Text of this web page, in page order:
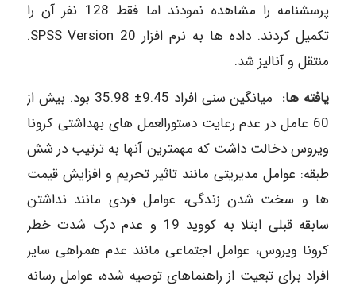
پرسشنامه را مشاهده نمودند اما فقط 128 نفر آن را
تکمیل کردند. داده ها به نرم افزار 20 SPSS Version.
منتقل و آنالیز شد.
یافته ها:
میانگین سنی افراد 9.45± 35.98 بود. بیش از
60 عامل در عدم رعایت دستورالعمل های بهداشتی کرونا
ویروس دخالت داشت که مهمترین آنها به ترتیب در شش
طبقه: عوامل مدیریتی مانند تاثیر تحریم و افزایش قیمت
ها و سخت شدن زندگی، عوامل فردی مانند نداشتن
سابقه قبلی ابتلا به کووید 19 و عدم درک شدت خطر
کرونا ویروس، عوامل اجتماعی مانند عدم همراهی سایر
افراد برای تبعیت از راهنماهای توصیه شده، عوامل رسانه